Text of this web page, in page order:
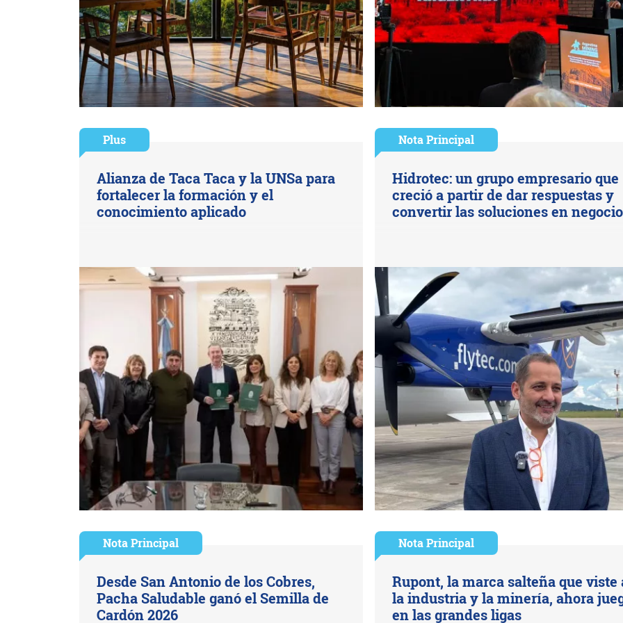
Plus
Alianza de Taca Taca y la UNSa para
fortalecer la formación y el
conocimiento aplicado
Nota Principal
Hidrotec: un grupo empresario que
creció a partir de dar respuestas y
convertir las soluciones en
Nota Principal
Desde San Antonio de los Cobres,
Pacha Saludable ganó el Semilla de
Cardón 2026
Nota Principal
Rupont, la marca salteña que viste
la industria y la minería, ahora
en las grandes ligas